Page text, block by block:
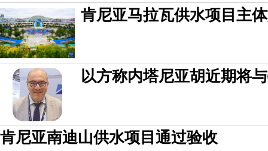
肯尼亚马拉瓦供水项目主
以方称内塔尼亚胡近期将
肯尼亚南迪山供水项目通过验收